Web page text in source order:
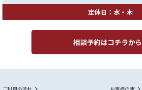
定休日：水・木
相談予約はコチラから